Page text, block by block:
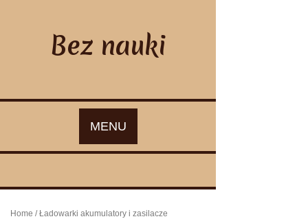
Bez nauki
MENU
Home / Ładowarki akumulatory i zasilacze